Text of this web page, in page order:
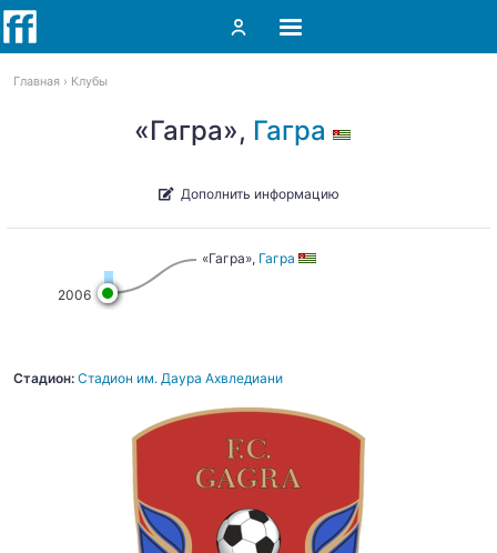
Главная Клубы
«Гагра», Гагра
Дополнить информацию
2006
«Гагра», Гагра
Стадион: Стадион им. Даура Ахвледиани